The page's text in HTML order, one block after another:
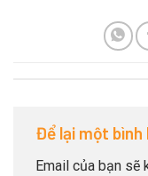
Để lại một bình
Email của bạn sẽ